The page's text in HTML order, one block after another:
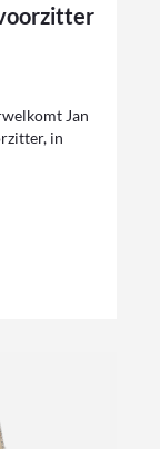
Jan
in